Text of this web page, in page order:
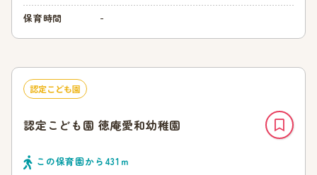
保育時間 -
認定こども園
認定こども園 徳庵愛和幼稚園
この保育園から 431 ｍ